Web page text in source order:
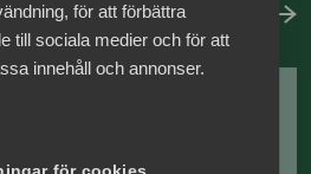
inkorg.
för att förbättra
till sociala medier och för att
innehåll och annonser.